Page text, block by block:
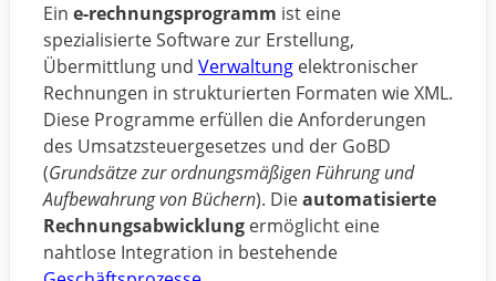
Ein e-rechnungsprogramm ist eine
spezialisierte Software zur Erstellung,
Übermittlung und Verwaltung elektronischer
Rechnungen in strukturierten Formaten wie XML.
Diese Programme erfüllen die Anforderungen
des Umsatzsteuergesetzes und der GoBD
(Grundsätze zur ordnungsmäßigen Führung und
Aufbewahrung von Büchern). Dieautomatisierte
Rechnungsabwicklung ermöglicht eine
nahtlose Integration in bestehende